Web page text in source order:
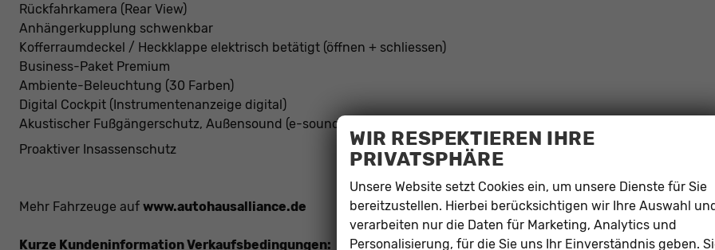
Rückfahrkamera (Rear View)
Anhängerkupplung schwenkbar
Kofferraumdeckel / Heckklappe elektrisch betätigt (öffnen + schliessen)
Business-Paket Premium
Ambiente-Beleuchtung (30 Farben)
Digital Cockpit (Instrumentenanzeige digital)
Akustischer Fußgängerschutz, Außensound (e-sound)
Proaktiver Insassenschutz
Mehr Fahrzeuge auf www.autohausalliance.de
Kurze Kundeninformation Verkaufsbedingungen:
WIR RESPEKTIEREN IHRE
PRIVATSPHÄRE
Unsere Website setzt Cookies ein, um unsere Dienste für Sie
bereitzustellen. Hierbei berücksichtigen wir Ihre Auswahl
verarbeiten nur die Daten für Marketing, Analytics und
Personalisierung, für die Sie uns Ihr Einverständnis geben.